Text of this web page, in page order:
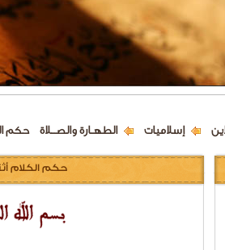
إسلاميات الطهــارة والصـــلاة حكم
حكم الكلام